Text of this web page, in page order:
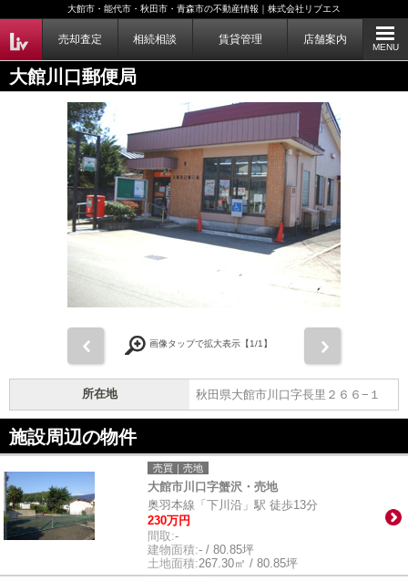
大館市・能代市・秋田市・青森市の不動産情報｜株式会社リブエス
売却査定 相続相談 賃貸管理 店舗案内
MENU
大館川口郵便局
画像タップで拡大表示【1/1】
所在地 秋田県大館市川口字長里２６６−１
施設周辺の物件
売買｜売地
大館市川口字蟹沢・売地
奥羽本線「下川沿」駅 徒歩13分
230万円
間取:-
建物面積:- / 80.85坪
土地面積:267.30㎡ / 80.85坪